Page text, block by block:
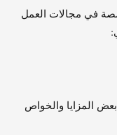
في مجالات العمل
المزايا والخواص